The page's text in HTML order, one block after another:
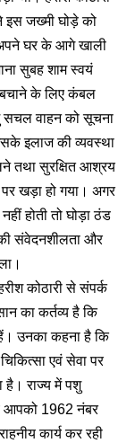
इस जख्मी घोड़े को
घर के आगे खाली
सुबह शाम स्वयं
के लिए कंबल
सचल वाहन को सूचना
इलाज की व्यवस्था
तथा सुरक्षित आश्रय
खड़ा हो गया। अगर
होती तो घोड़ा ठंड
संवेदनशीलता और
कोठारी से संपर्क
का कर्तव्य है कि
उनका कहना है कि
एवं सेवा पर
है। राज्य में पशु
आपको 1962 नंबर
कार्य कर रही